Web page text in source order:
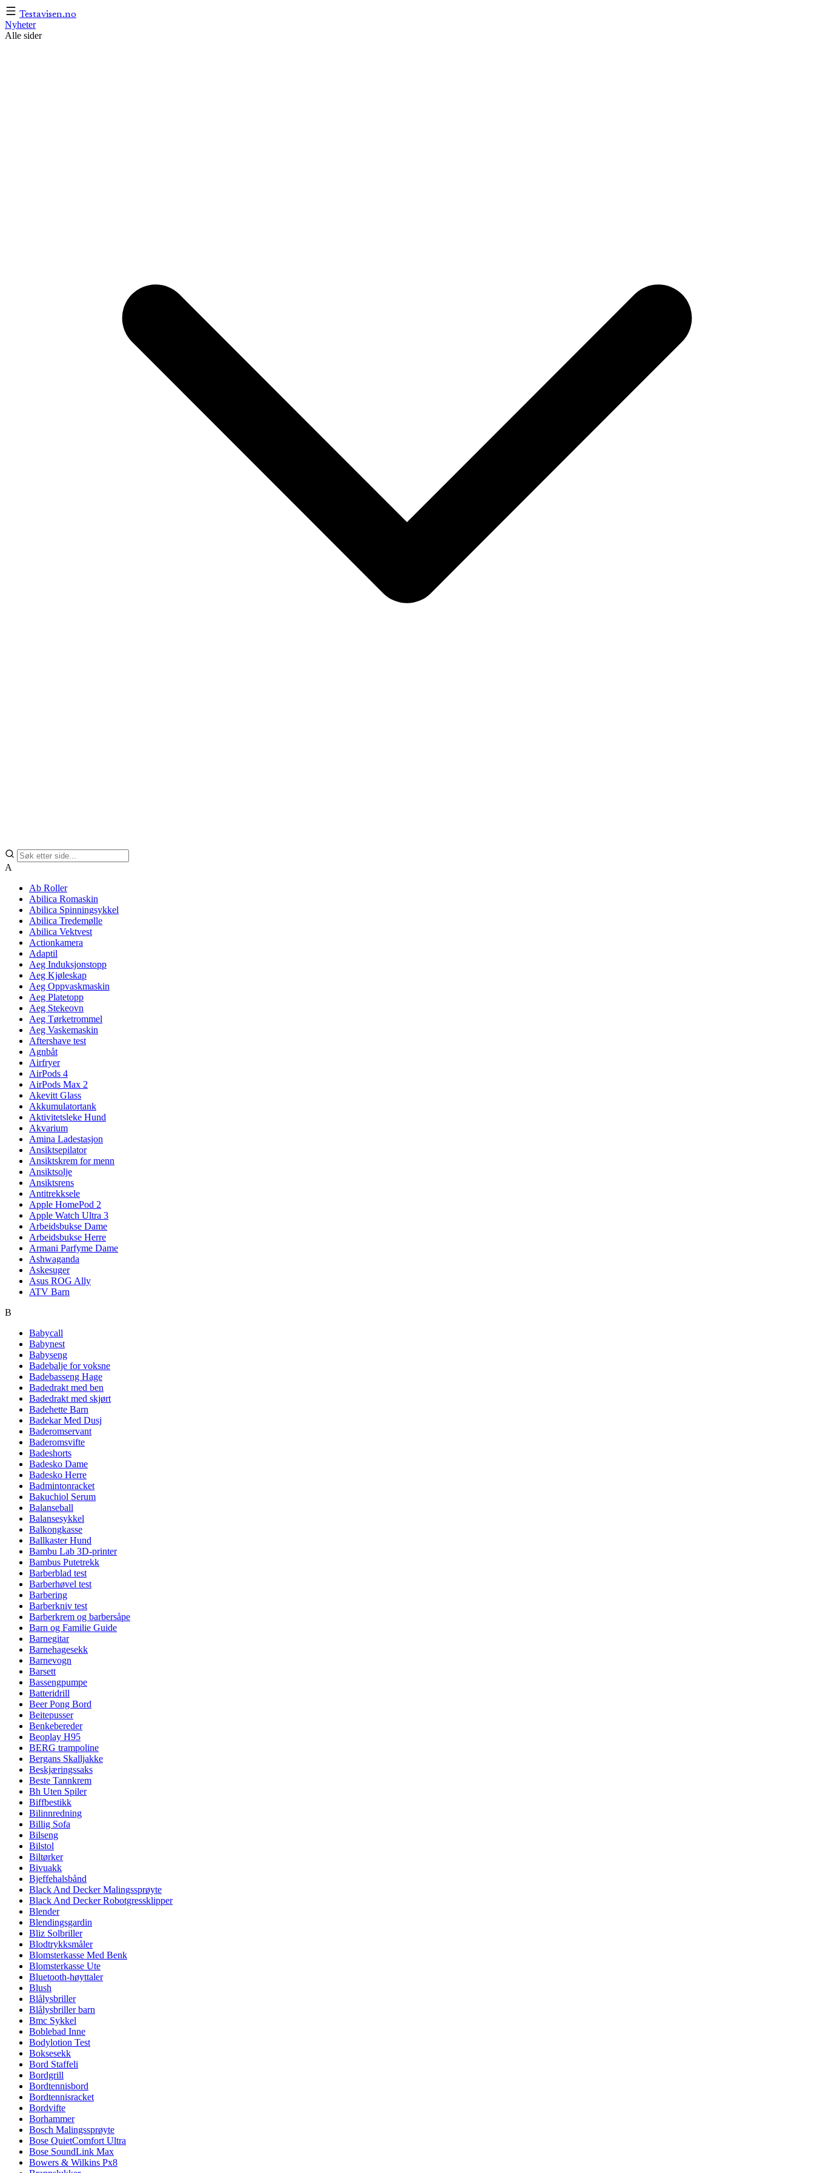
Testavisen.no
Nyheter
Alle sider
A
Ab Roller
Abilica Romaskin
Abilica Spinningsykkel
Abilica Tredemølle
Abilica Vektvest
Actionkamera
Adaptil
Aeg Induksjonstopp
Aeg Kjøleskap
Aeg Oppvaskmaskin
Aeg Platetopp
Aeg Stekeovn
Aeg Tørketrommel
Aeg Vaskemaskin
Aftershave test
Agnbåt
Airfryer
AirPods 4
AirPods Max 2
Akevitt Glass
Akkumulatortank
Aktivitetsleke Hund
Akvarium
Amina Ladestasjon
Ansiktsepilator
Ansiktskrem for menn
Ansiktsolje
Ansiktsrens
Antitrekksele
Apple HomePod 2
Apple Watch Ultra 3
Arbeidsbukse Dame
Arbeidsbukse Herre
Armani Parfyme Dame
Ashwaganda
Askesuger
Asus ROG Ally
ATV Barn
B
Babycall
Babynest
Babyseng
Badebalje for voksne
Badebasseng Hage
Badedrakt med ben
Badedrakt med skjørt
Badehette Barn
Badekar Med Dusj
Baderomservant
Baderomsvifte
Badeshorts
Badesko Dame
Badesko Herre
Badmintonracket
Bakuchiol Serum
Balanseball
Balansesykkel
Balkongkasse
Ballkaster Hund
Bambu Lab 3D-printer
Bambus Putetrekk
Barberblad test
Barberhøvel test
Barbering
Barberkniv test
Barberkrem og barbersåpe
Barn og Familie Guide
Barnegitar
Barnehagesekk
Barnevogn
Barsett
Bassengpumpe
Batteridrill
Beer Pong Bord
Beitepusser
Benkebereder
Beoplay H95
BERG trampoline
Bergans Skalljakke
Beskjæringssaks
Beste Tannkrem
Bh Uten Spiler
Biffbestikk
Bilinnredning
Billig Sofa
Bilseng
Bilstol
Biltørker
Bivuakk
Bjeffehalsbånd
Black And Decker Malingssprøyte
Black And Decker Robotgressklipper
Blender
Blendingsgardin
Bliz Solbriller
Blodtrykksmåler
Blomsterkasse Med Benk
Blomsterkasse Ute
Bluetooth-høyttaler
Blush
Blålysbriller
Blålysbriller barn
Bmc Sykkel
Boblebad Inne
Bodylotion Test
Boksesekk
Bord Staffeli
Bordgrill
Bordtennisbord
Bordtennisracket
Bordvifte
Borhammer
Bosch Malingssprøyte
Bose QuietComfort Ultra
Bose SoundLink Max
Bowers & Wilkins Px8